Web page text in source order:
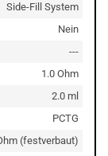
Side-Fill System
Nein
---
1.0 Ohm
2.0 ml
PCTG
(festverbaut)